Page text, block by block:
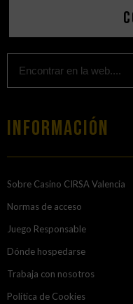
Información
Sobre Casino CIRSA Valencia
Normas de acceso
Juego Responsable
Dónde hospedarse
Trabaja con nosotros
Política de Cookies